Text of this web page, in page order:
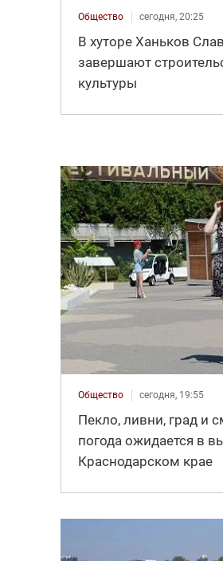
Общество сегодня, 20:25
В хуторе Ханьков
завершают
культуры
Общество сегодня, 19:55
Пекло, ливни, град и
погода ожидается в
Краснодарском крае